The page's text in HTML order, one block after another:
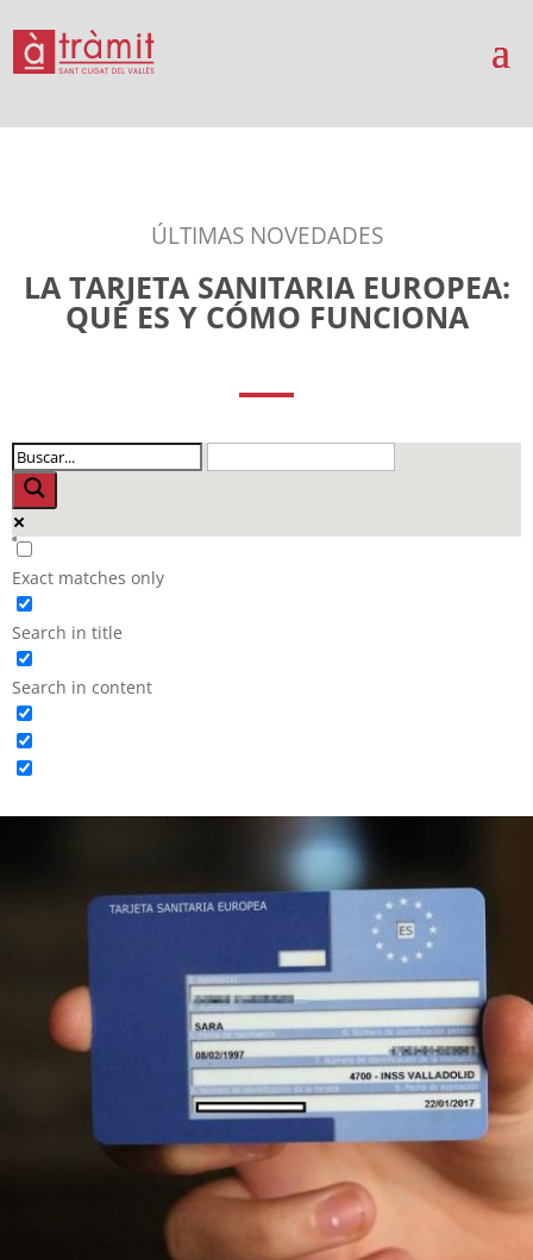
ÚLTIMAS NOVEDADES
LA TARJETA SANITARIA EUROPEA:
QUÉ ES Y CÓMO FUNCIONA
Exact matches only
Search in title
Search in content